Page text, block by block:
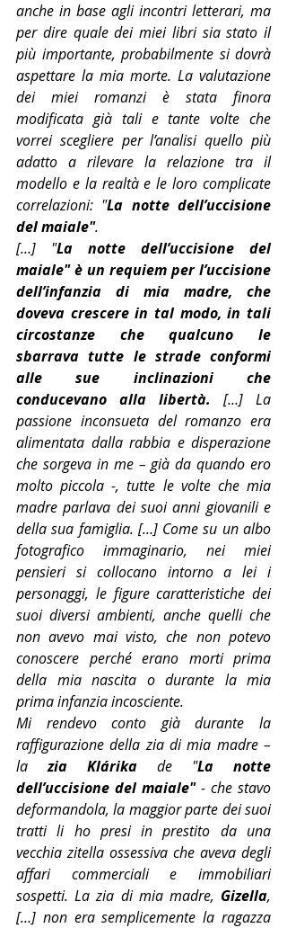
anche in base agli incontri letterari, ma
per dire quale dei miei libri sia stato il
più importante, probabilmente si dovrà
aspettare la mia morte. La valutazione
dei miei romanzi è stata finora
modificata già tali e tante volte che
vorrei scegliere per l’analisi quello più
adatto a rilevare la relazione tra il
modello e la realtà e le loro complicate
correlazioni: "La notte dell’uccisione
del maiale".
[…] "La notte dell’uccisione del
maiale" è un requiem per l’uccisione
dell’infanzia di mia madre, che
doveva crescere in tal modo, in tali
circostanze che qualcuno le
sbarrava tutte le strade conformi
alle sue inclinazioni che
conducevano alla libertà. […] La
passione inconsueta del romanzo era
alimentata dalla rabbia e disperazione
che sorgeva in me – già da quando ero
molto piccola -, tutte le volte che mia
madre parlava dei suoi anni giovanili e
della sua famiglia. […] Come su un albo
fotografico immaginario, nei miei
pensieri si collocano intorno a lei i
personaggi, le figure caratteristiche dei
suoi diversi ambienti, anche quelli che
non avevo mai visto, che non potevo
conoscere perché erano morti prima
della mia nascita o durante la mia
prima infanzia incosciente.
Mi rendevo conto già durante la
raffigurazione della zia di mia madre –
la zia Klárika de "La notte
dell’uccisione del maiale" - che stavo
deformandola, la maggior parte dei suoi
tratti li ho presi in prestito da una
vecchia zitella ossessiva che aveva degli
affari commerciali e immobiliari
sospetti. La zia di mia madre, Gizella,
[…] non era semplicemente la ragazza